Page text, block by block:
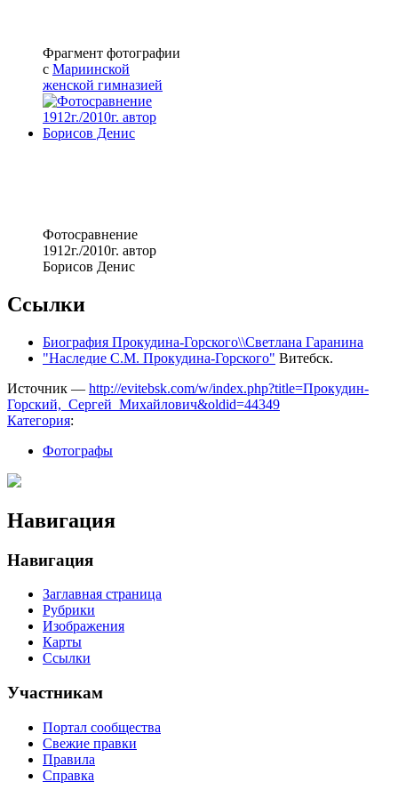
Фрагмент фотографии
с Мариинской
женской гимназией
Фотосравнение
1912г./2010г. автор
Борисов Денис
Ссылки
Биография Прокудина-Горского\\Светлана Гаранина
"Наследие С.М. Прокудина-Горского" Витебск.
Источник — http://evitebsk.com/w/index.php?title=Прокудин-
Горский,_Сергей_Михайлович&oldid=44349
Категория:
Фотографы
Навигация
Навигация
Заглавная страница
Рубрики
Изображения
Карты
Ссылки
Участникам
Портал сообщества
Свежие правки
Правила
Справка